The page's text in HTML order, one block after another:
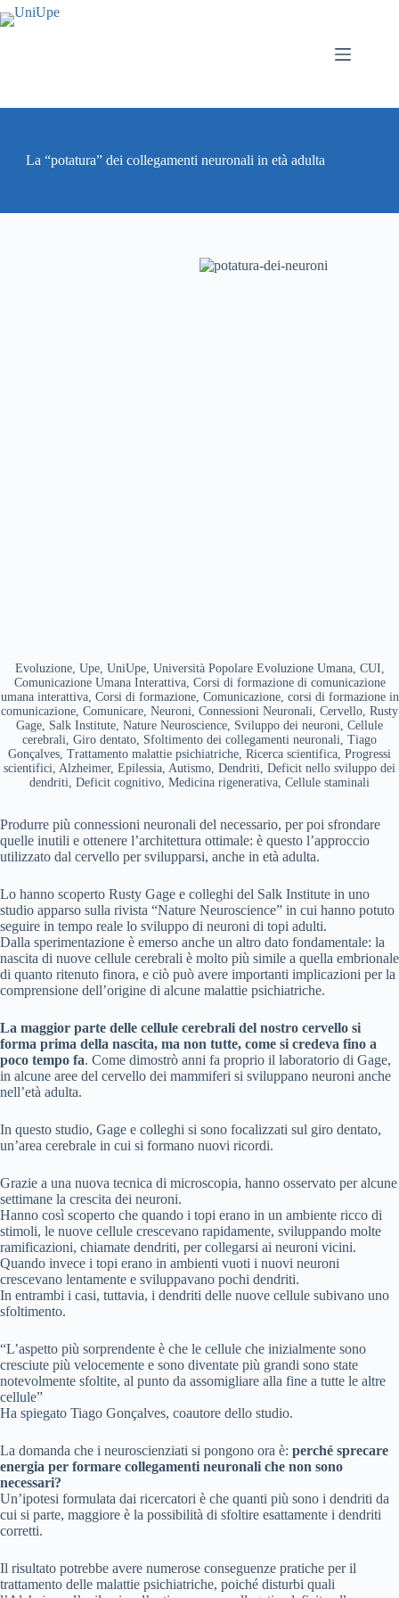
Salta
al
La “potatura” dei collegamenti neuronali in età adulta
Evoluzione, Upe, UniUpe, Università Popolare Evoluzione Umana, CUI,
Comunicazione Umana Interattiva, Corsi di formazione di comunicazione
umana interattiva, Corsi di formazione, Comunicazione, corsi di formazione in
comunicazione, Comunicare, Neuroni, Connessioni Neuronali, Cervello, Rusty
Gage, Salk Institute, Nature Neuroscience, Sviluppo dei neuroni, Cellule
cerebrali, Giro dentato, Sfoltimento dei collegamenti neuronali, Tiago
Gonçalves, Trattamento malattie psichiatriche, Ricerca scientifica, Progressi
scientifici, Alzheimer, Epilessia, Autismo, Dendriti, Deficit nello sviluppo dei
dendriti, Deficit cognitivo, Medicina rigenerativa, Cellule staminali
Produrre più connessioni neuronali del necessario, per poi sfrondare
quelle inutili e ottenere l’architettura ottimale: è questo l’approccio
utilizzato dal cervello per svilupparsi, anche in età adulta.
Lo hanno scoperto Rusty Gage e colleghi del Salk Institute in uno
studio apparso sulla rivista “Nature Neuroscience” in cui hanno potuto
seguire in tempo reale lo sviluppo di neuroni di topi adulti.
Dalla sperimentazione è emerso anche un altro dato fondamentale: la
nascita di nuove cellule cerebrali è molto più simile a quella embrionale
di quanto ritenuto finora, e ciò può avere importanti implicazioni per la
comprensione dell’origine di alcune malattie psichiatriche.
La maggior parte delle cellule cerebrali del nostro cervello si
forma prima della nascita, ma non tutte, come si credeva fino a
poco tempo fa. Come dimostrò anni fa proprio il laboratorio di Gage,
in alcune aree del cervello dei mammiferi si sviluppano neuroni anche
nell’età adulta.
In questo studio, Gage e colleghi si sono focalizzati sul giro dentato,
un’area cerebrale in cui si formano nuovi ricordi.
Grazie a una nuova tecnica di microscopia, hanno osservato per alcune
settimane la crescita dei neuroni.
Hanno così scoperto che quando i topi erano in un ambiente ricco di
stimoli, le nuove cellule crescevano rapidamente, sviluppando molte
ramificazioni, chiamate dendriti, per collegarsi ai neuroni vicini.
Quando invece i topi erano in ambienti vuoti i nuovi neuroni
crescevano lentamente e sviluppavano pochi dendriti.
In entrambi i casi, tuttavia, i dendriti delle nuove cellule subivano uno
sfoltimento.
“L’aspetto più sorprendente è che le cellule che inizialmente sono
cresciute più velocemente e sono diventate più grandi sono state
notevolmente sfoltite, al punto da assomigliare alla fine a tutte le altre
cellule”
Ha spiegato Tiago Gonçalves, coautore dello studio.
La domanda che i neuroscienziati si pongono ora è: perché sprecare
energia per formare collegamenti neuronali che non sono
necessari?
Un’ipotesi formulata dai ricercatori è che quanti più sono i dendriti da
cui si parte, maggiore è la possibilità di sfoltire esattamente i dendriti
corretti.
Il risultato potrebbe avere numerose conseguenze pratiche per il
trattamento delle malattie psichiatriche, poiché disturbi quali